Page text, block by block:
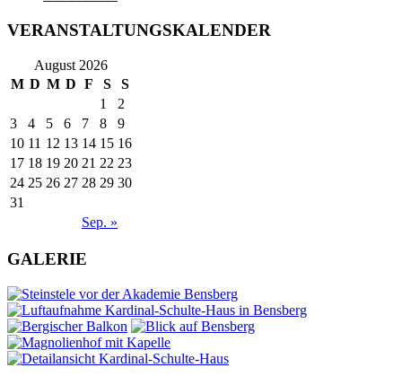
VERANSTALTUNGSKALENDER
August 2026
M D M D F S S
Sep. »
1
2
3
4 5 6 7 8
9
10 11 12 13 14 15 16
17 18 19 20 21 22 23
24 25 26 27 28 29 30
31
GALERIE